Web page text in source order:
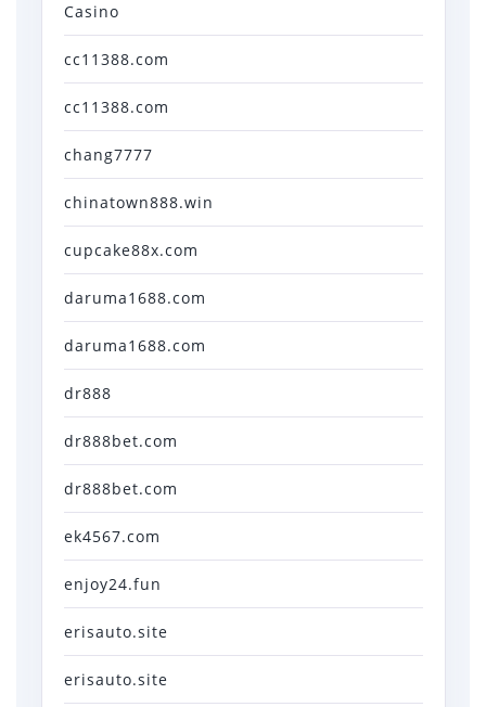
Casino
cc11388.com
cc11388.com
chang7777
chinatown888.win
cupcake88x.com
daruma1688.com
daruma1688.com
dr888
dr888bet.com
dr888bet.com
ek4567.com
enjoy24.fun
erisauto.site
erisauto.site